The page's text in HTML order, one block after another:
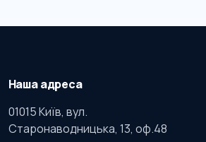
Наша адреса
01015 Київ, вул.
Старонаводницька, 13, оф.48